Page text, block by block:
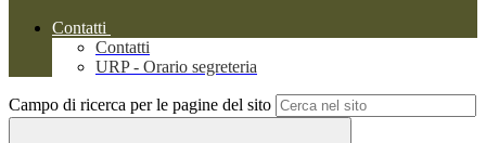
Contatti
Contatti
URP - Orario segreteria
Campo di ricerca per le pagine del sito